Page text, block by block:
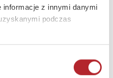
informacje z innymi danymi
podczas